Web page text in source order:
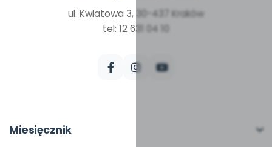
ul. Kwiatowa 3, 30-437 Kraków
tel: 12 631 04 10
Miesięcznik